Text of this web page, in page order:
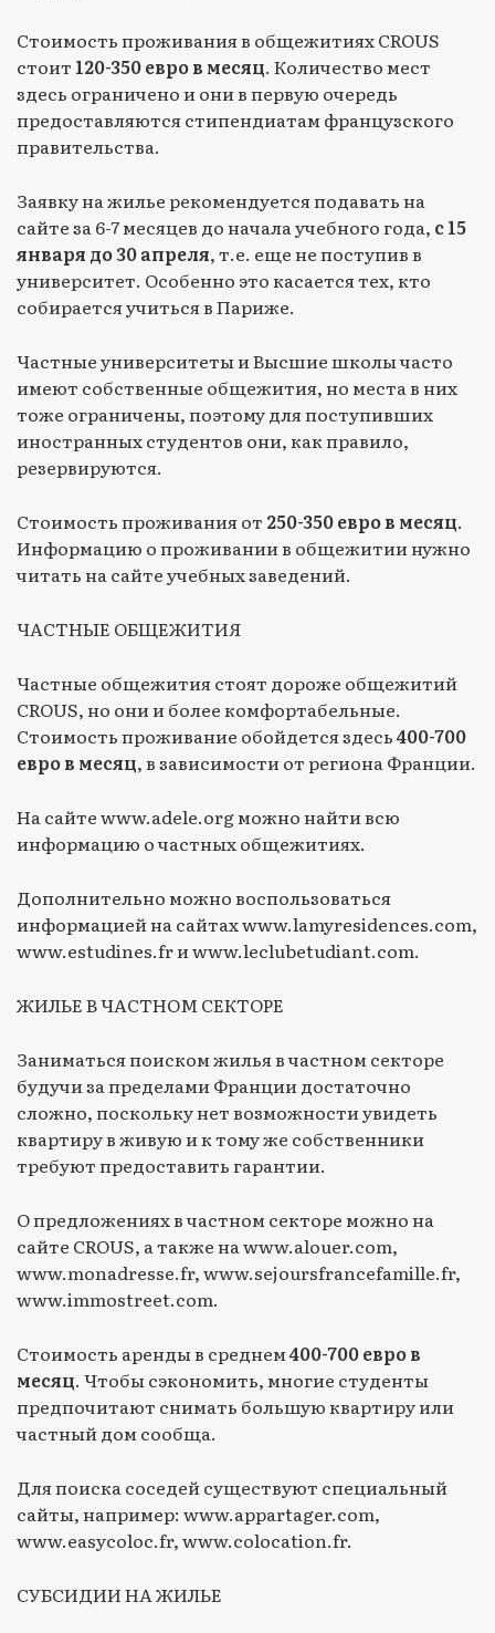
Стоимость проживания в общежитиях CROUS
стоит 120-350 евро в месяц. Количество мест
здесь ограничено и они в первую очередь
предоставляются стипендиатам французского
правительства.
Заявку на жилье рекомендуется подавать на
сайте за 6-7 месяцев до начала учебного года, с 15
января до 30 апреля, т.е. еще не поступив в
университет. Особенно это касается тех, кто
собирается учиться в Париже.
Частные университеты и Высшие школы часто
имеют собственные общежития, но места в них
тоже ограничены, поэтому для поступивших
иностранных студентов они, как правило,
резервируются.
Стоимость проживания от 250-350 евро в месяц.
Информацию о проживании в общежитии нужно
читать на сайте учебных заведений.
ЧАСТНЫЕ ОБЩЕЖИТИЯ
Частные общежития стоят дороже общежитий
CROUS, но они и более комфортабельные.
Стоимость проживание обойдется здесь400-700
евро в месяц, в зависимости от региона Франции.
На сайте www.adele.org можно найти всю
информацию о частных общежитиях.
Дополнительно можно воспользоваться
информацией на сайтах www.lamyresidences.com,
www.estudines.fr и www.leclubetudiant.com.
ЖИЛЬЕ В ЧАСТНОМ СЕКТОРЕ
Заниматься поиском жилья в частном секторе
будучи за пределами Франции достаточно
сложно, поскольку нет возможности увидеть
квартиру в живую и к тому же собственники
требуют предоставить гарантии.
О предложениях в частном секторе можно на
сайте CROUS, а также на www.alouer.com,
www.monadresse.fr, www.sejoursfrancefamille.fr,
www.immostreet.com.
Стоимость аренды в среднем400-700 евро в
месяц. Чтобы сэкономить, многие студенты
предпочитают снимать большую квартиру или
частный дом сообща.
Для поиска соседей существуют специальный
сайты, например: www.appartager.com,
www.easycoloc.fr, www.colocation.fr.
СУБСИДИИ НА ЖИЛЬЕ